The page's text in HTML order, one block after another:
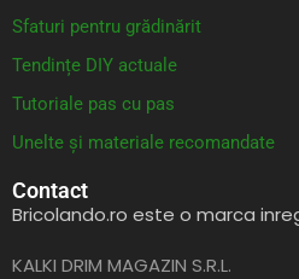
Sfaturi pentru grădinărit
Tendințe DIY actuale
Tutoriale pas cu pas
Unelte și materiale recomandate
Contact
Bricolando.ro este o marca
KALKI DRIM MAGAZIN S.R.L.